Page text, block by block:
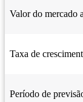
Valor do mercado
Taxa de
Período de